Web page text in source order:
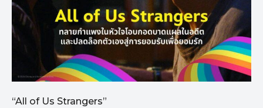
“All of Us Strangers”